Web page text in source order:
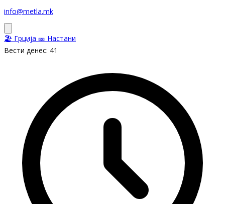
info@metla.mk
🏖️ Грција 🎫 Настани
Вести денес: 41